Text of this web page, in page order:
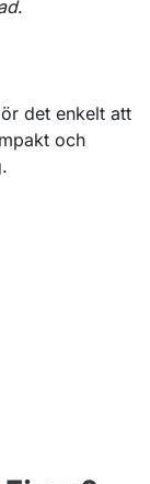
.
det enkelt att
och